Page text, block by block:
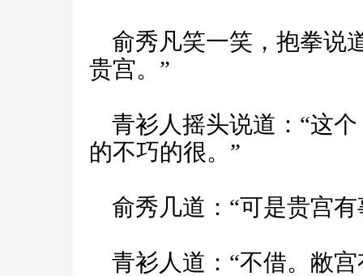
俞秀凡笑一笑，抱拳说
贵宫。”
青衫人摇头说道：“这
的不巧的很。”
俞秀几道：“可是贵宫有
青衫人道：“不借。敝